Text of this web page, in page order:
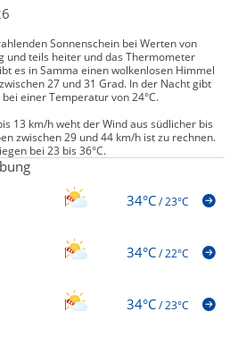
Sonnenschein bei Werten von
und teils heiter und das Thermometer
es in Samma einen wolkenlosen Himmel
27 und 31 Grad. In der Nacht gibt
einer Temperatur von 24°C.
13 km/h weht der Wind aus südlicher bis
zwischen 29 und 44 km/h ist zu rechnen.
bei 23 bis 36°C.
34°C/23°C
34°C/22°C
34°C/23°C